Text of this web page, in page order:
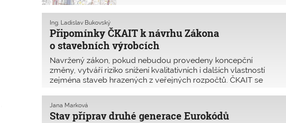
Připomínky ČKAIT k návrhu Zákona
o stavebních výrobcích
Ing. Ladislav Bukovský
Navržený zákon, pokud nebudou provedeny koncepční
změny, vytváří riziko snížení kvalitativních i dalších vlastností
zejména staveb hrazených z veřejných rozpočtů. ČKAIT se
Stav příprav druhé generace Eurokódů
Jana Marková